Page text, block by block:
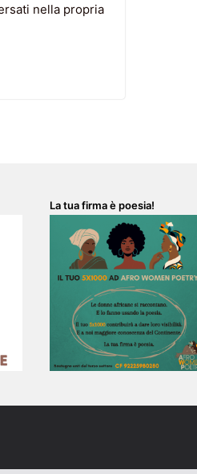
nella propria
La tua firma è poesia!